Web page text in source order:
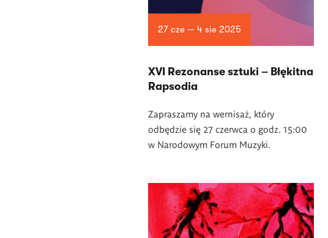
27 cze — 4 sie 2025
XVI Rezonanse sztuki – Błękitna
Rapsodia
Zapraszamy na wernisaż, który
odbędzie się 27 czerwca o godz. 15:00
w Narodowym Forum Muzyki.